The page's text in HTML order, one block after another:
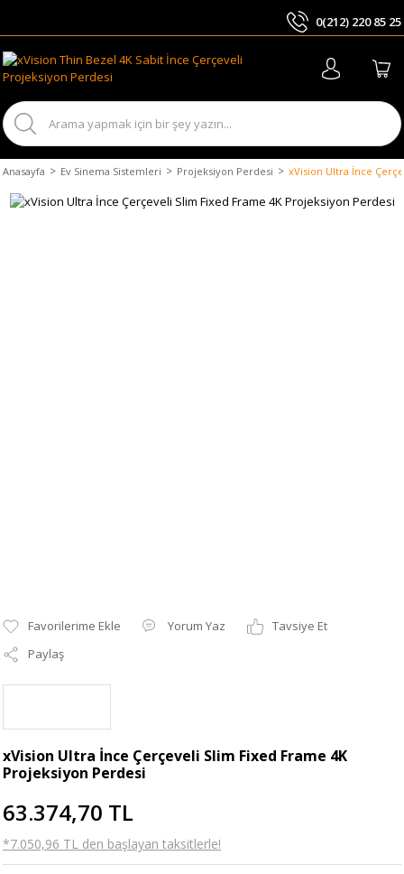
0(212) 220 85 25
Anasayfa Ev Sinema Sistemleri Projeksiyon Perdesi xVision Ultra İnce
Yorum Yaz
Tavsiye Et
Paylaş
xVision Ultra İnce Çerçeveli Slim Fixed Frame 4K
Projeksiyon Perdesi
63.374,70 TL
*7.050,96 TL den başlayan taksitlerle!